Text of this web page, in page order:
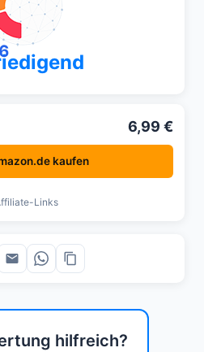
hilfreich?
6,99 €
kaufen
Links